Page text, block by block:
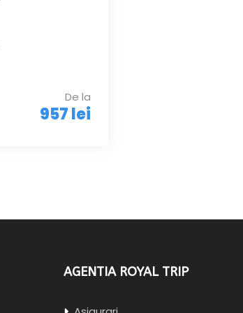
De la
957 lei
AGENTIA ROYAL TRIP